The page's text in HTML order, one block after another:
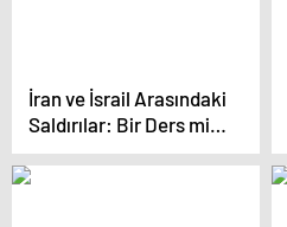
İran ve İsrail Arasındaki
Saldırılar: Bir Ders mi,
Yoksa Yeni Bir İttifak
mı?